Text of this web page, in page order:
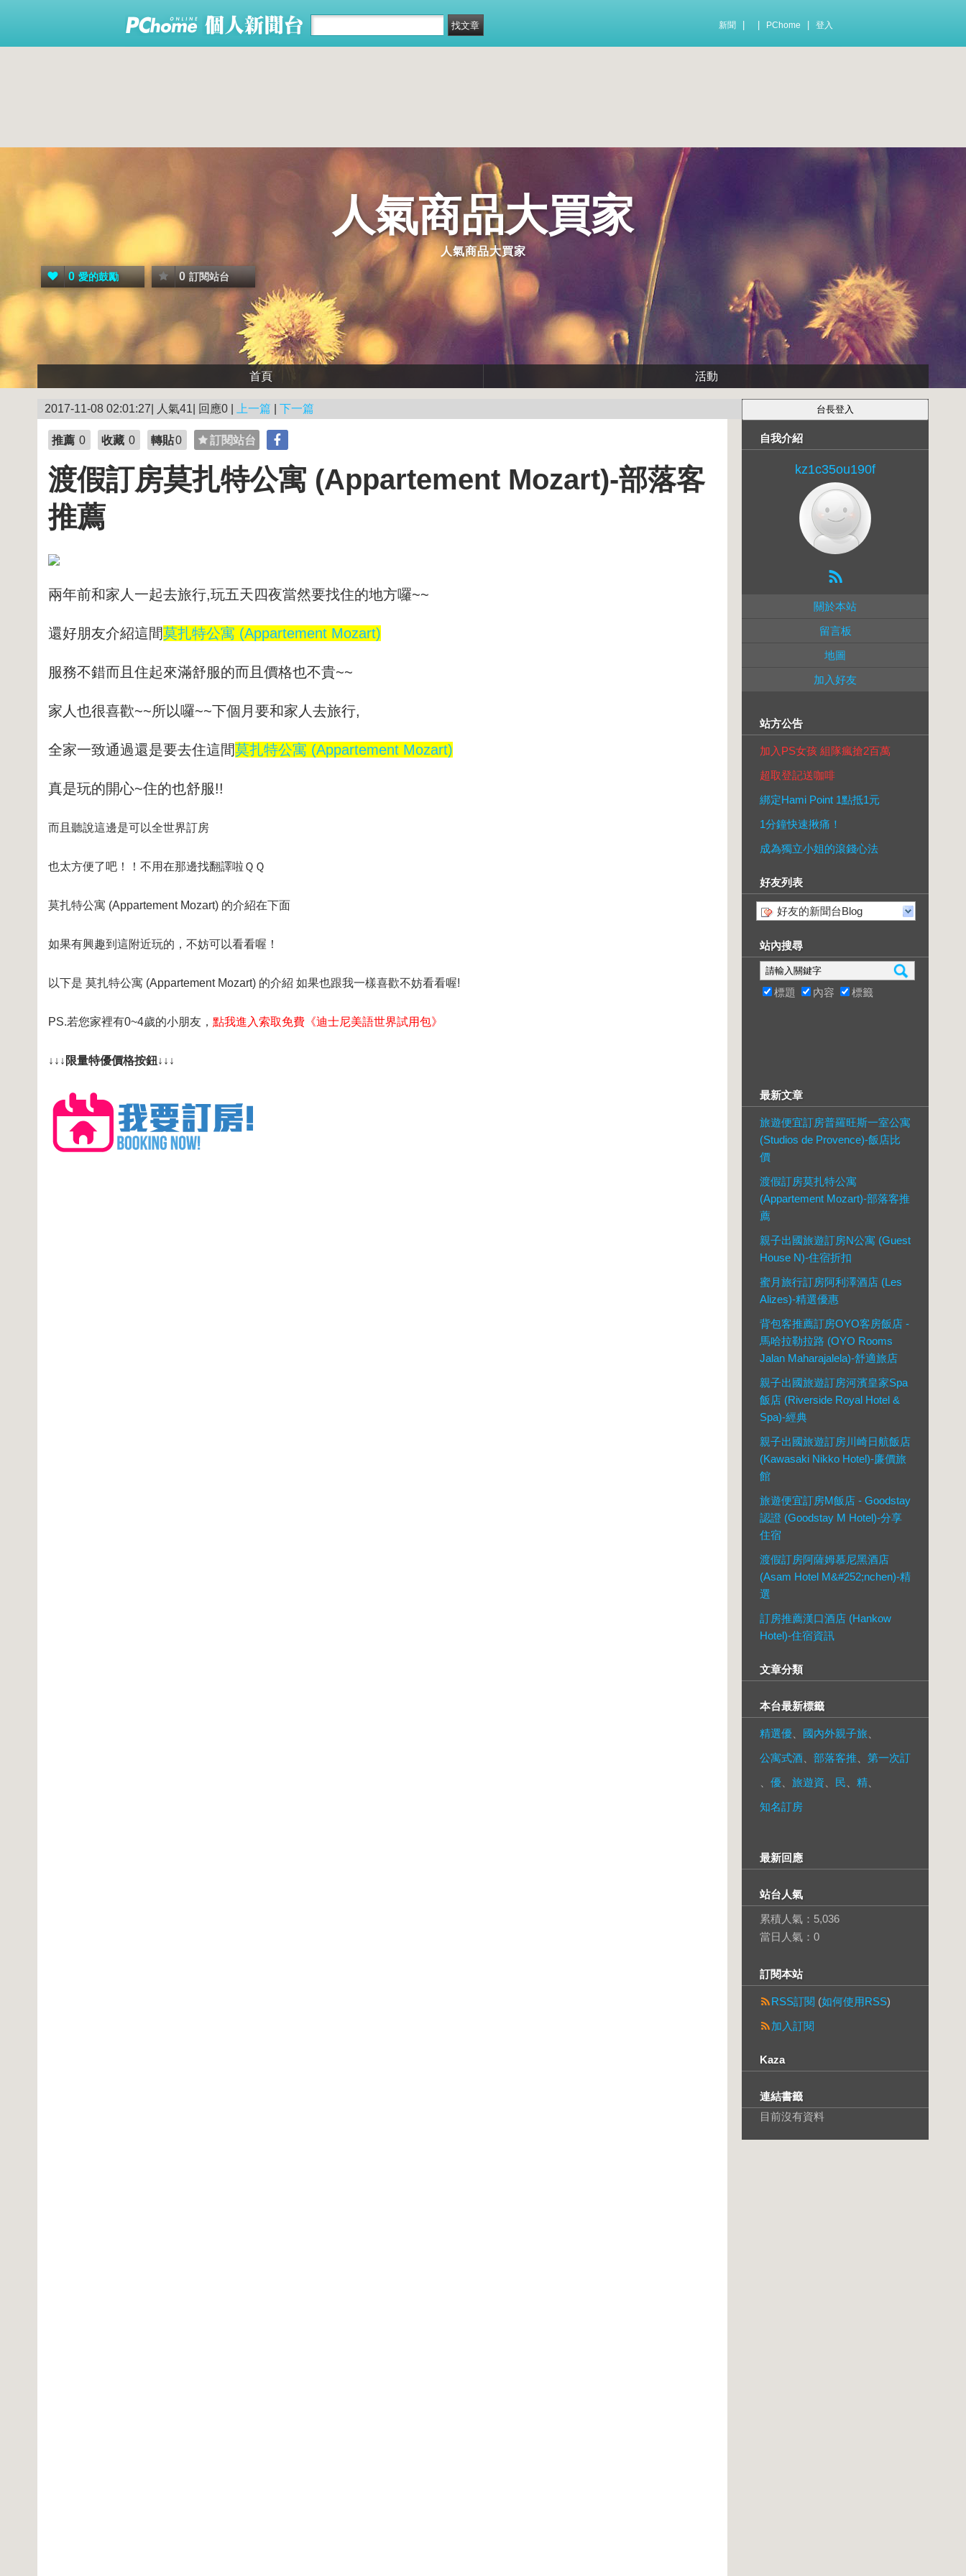
新聞 PChome 登入
人氣商品大買家
人氣商品大買家
0 愛的鼓勵 0 訂閱站台
首頁 活動
2017-11-08 02:01:27| 人氣41| 回應0 | 上一篇 下一篇
推薦 0 收藏 0 轉貼0 訂閱站台
渡假訂房莫扎特公寓 (Appartement Mozart)-部落客
推薦
兩年前和家人一起去旅行,玩五天四夜當然要找住的地方囉~~
還好朋友介紹這間莫扎特公寓 (Appartement Mozart)
服務不錯而且住起來滿舒服的而且價格也不貴~~
家人也很喜歡~~所以囉~~下個月要和家人去旅行,
全家一致通過還是要去住這間莫扎特公寓 (Appartement Mozart)
真是玩的開心~住的也舒服!!
而且聽說這邊是可以全世界訂房
也太方便了吧！！不用在那邊找翻譯啦ＱＱ
莫扎特公寓 (Appartement Mozart) 的介紹在下面
如果有興趣到這附近玩的，不妨可以看看喔！
以下是 莫扎特公寓 (Appartement Mozart) 的介紹 如果也跟我一樣喜歡不妨看看喔!
PS.若您家裡有0~4歲的小朋友， 點我進入索取免費《迪士尼美語世界試用包》
↓↓↓限量特優價格按鈕↓↓↓
自我介紹
kz1c35ou190f
關於本站
留言板
地圖
加入好友
站方公告
加入PS女孩 組隊瘋搶2百萬
超取登記送咖啡
綁定Hami Point 1點抵1元
1分鐘快速揪痛！
成為獨立小姐的滾錢心法
好友列表
好友的新聞台Blog
站內搜尋
標題 內容 標籤
最新文章
旅遊便宜訂房普羅旺斯一室公寓
(Studios de Provence)-飯店比
價
渡假訂房莫扎特公寓
(Appartement Mozart)-部落客推
薦
親子出國旅遊訂房N公寓 (Guest
House N)-住宿折扣
蜜月旅行訂房阿利澤酒店 (Les
Alizes)-精選優惠
背包客推薦訂房OYO客房飯店 -
馬哈拉勒拉路 (OYO Rooms
Jalan Maharajalela)-舒適旅店
親子出國旅遊訂房河濱皇家Spa
飯店 (Riverside Royal Hotel &
Spa)-經典
親子出國旅遊訂房川崎日航飯店
(Kawasaki Nikko Hotel)-廉價旅
館
旅遊便宜訂房M飯店 - Goodstay
認證 (Goodstay M Hotel)-分享
住宿
渡假訂房阿薩姆慕尼黑酒店
(Asam Hotel M&#252;nchen)-精
選
訂房推薦漢口酒店 (Hankow
Hotel)-住宿資訊
文章分類
本台最新標籤
精選優 國內外親子旅
公寓式酒
部落客推
第一次訂
優 旅遊資 民 精
知名訂房
最新回應
站台人氣
累積人氣： 5,036
當日人氣： 0
訂閱本站
RSS訂閱 (如何使用RSS)
加入訂閱
Kaza
連結書籤
目前沒有資料